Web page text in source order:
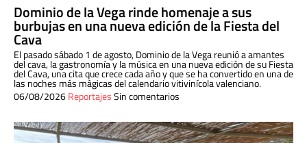
Dominio de la Vega rinde homenaje a sus
burbujas en una nueva edición de la Fiesta del
Cava
El pasado sábado 1 de agosto, Dominio de la Vega reunió a amantes
del cava, la gastronomía y la música en una nueva edición de su Fiesta
del Cava, una cita que crece cada año y que se ha convertido en una de
las noches más mágicas del calendario vitivinícola valenciano.
06/08/2026ReportajesSin comentarios